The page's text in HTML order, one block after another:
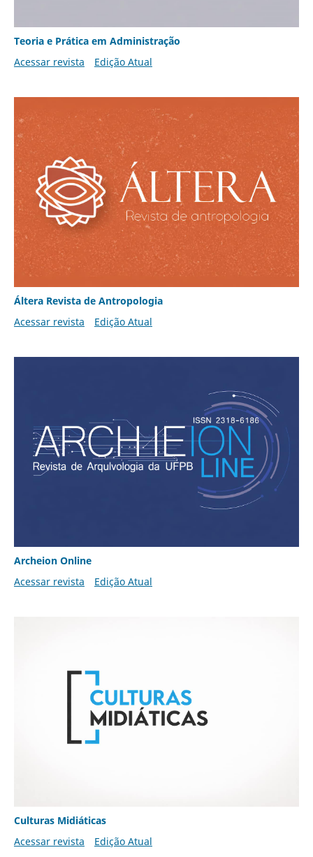
Teoria e Prática em Administração
Acessar revista
Edição Atual
Áltera Revista de Antropologia
Acessar revista
Edição Atual
Archeion Online
Acessar revista
Edição Atual
Culturas Midiáticas
Acessar revista
Edição Atual